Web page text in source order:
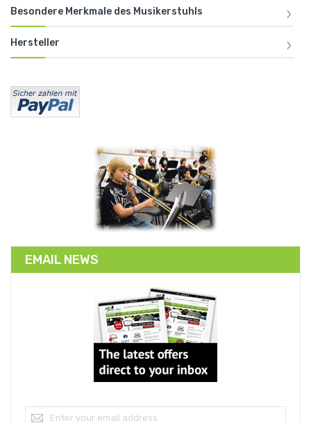
Besondere Merkmale des Musikerstuhls
Hersteller
EMAIL NEWS
Sign Up for Our Newsletter: